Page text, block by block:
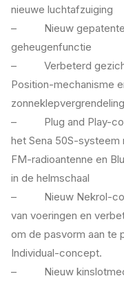
nieuwe luchtafzuiging
– Nieuw
geheugenfunctie
– Verbeterd
Position-mechanisme
– Plug and Play-
het Sena 50S-
FM-radioantenne en
in de helmschaal
– Nieuw Nekrol-
van voeringen en
om de pasvorm aan te
Individual-concept.
– Nieuw